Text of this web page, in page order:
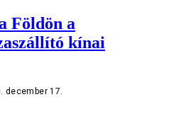
Földön a
kínai
december 17.